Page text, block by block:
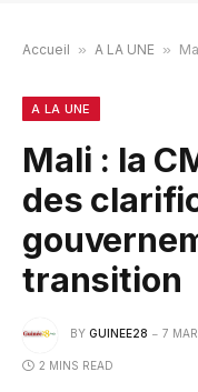
Accueil » A LA UNE »
A LA UNE
Mali : la
des
transition
BY GUINEE28 7
2 MINS READ